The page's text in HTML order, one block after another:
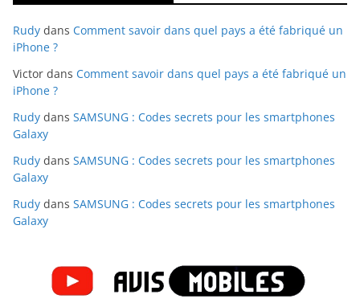
Rudy dans Comment savoir dans quel pays a été fabriqué un
iPhone ?
Victor dans Comment savoir dans quel pays a été fabriqué un
iPhone ?
Rudy dans SAMSUNG : Codes secrets pour les smartphones
Galaxy
Rudy dans SAMSUNG : Codes secrets pour les smartphones
Galaxy
Rudy dans SAMSUNG : Codes secrets pour les smartphones
Galaxy